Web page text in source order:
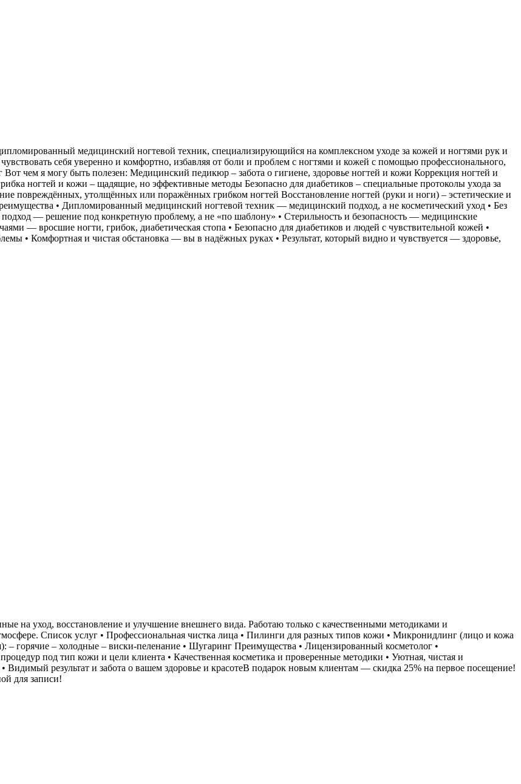
медицинский ногтевой техник, специализирующийся на комплексном уходе за кожей и ногтями рук и
себя уверенно и комфортно, избавляя от боли и проблем с ногтями и кожей с помощью профессионального,
чем я могу быть полезен: Медицинский педикюр – забота о гигиене, здоровье ногтей и кожи Коррекция ногтей и
ногтей и кожи – щадящие, но эффективные методы Безопасно для диабетиков – специальные протоколы ухода за
повреждённых, утолщённых или поражённых грибком ногтей Восстановление ногтей (руки и ноги) – эстетические и
• Дипломированный медицинский ногтевой техник — медицинский подход, а не косметический уход • Без
— решение под конкретную проблему, а не «по шаблону» • Стерильность и безопасность — медицинские
— вросшие ногти, грибок, диабетическая стопа • Безопасно для диабетиков и людей с чувствительной кожей •
• Комфортная и чистая обстановка — вы в надёжных руках • Результат, который видно и чувствуется — здоровье,
на уход, восстановление и улучшение внешнего вида. Работаю только с качественными методиками и
Список услуг • Профессиональная чистка лица • Пилинги для разных типов кожи • Микронидлинг (лицо и кожа
горячие – холодные – виски-пеленание • Шугаринг Преимущества • Лицензированный косметолог •
под тип кожи и цели клиента • Качественная косметика и проверенные методики • Уютная, чистая и
Видимый результат и забота о вашем здоровье и красотеВ подарок новым клиентам — скидка 25% на первое посещение!
для записи!